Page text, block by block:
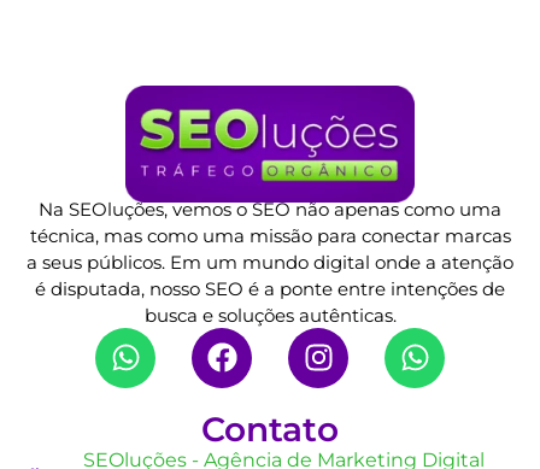
Na SEOluções, vemos o SEO não apenas como uma
técnica, mas como uma missão para conectar marcas
a seus públicos. Em um mundo digital onde a atenção
é disputada, nosso SEO é a ponte entre intenções de
busca e soluções autênticas.
Contato
SEOluções - Agência de Marketing Digital